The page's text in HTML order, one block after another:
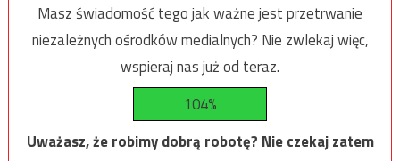
Masz świadomość tego jak ważne jest przetrwanie
niezależnych ośrodków medialnych? Nie zwlekaj więc,
wspieraj nas już od teraz.
104%
Uważasz, że robimy dobrą robotę? Nie czekaj zatem